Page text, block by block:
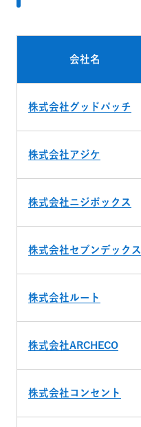
会社名
株式会社グッドパッチ
株式会社アジケ
株式会社ニジボックス
株式会社セブンデックス
株式会社ルート
株式会社ARCHECO
株式会社コンセント